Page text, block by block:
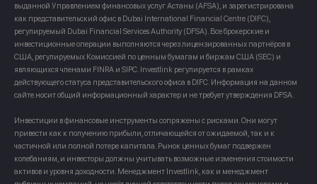
выданной Управлением финансовых услуг Астаны (AFSA), и зарегистрирована
как представительский офис в Dubai International Financial Centre (DIFC),
регулируемый Dubai Financial Services Authority (DFSA). Все брокерские и
инвестиционные операции выполняются через лицензированных партнёров в
США, регулируемых Комиссией по ценным бумагам и биржам США (SEC) и
являющихся членами FINRA и SIPC. Investlink регулируется в рамках
действующего статуса представительского офиса в DIFC. Информация на данном
сайте носит общий информационный характер и не требует утверждения DFSA.
Инвестиции в финансовые инструменты сопряжены с рисками. Они могут
привести как к получению прибыли, отличающейся от ожидаемой, так и к
частичной или полной потере капитала. Рынок ценных бумаг подвержен
колебаниям, и инвесторы должны учитывать возможные изменения стоимости
активов и уровня доходности. Менеджмент Investlink, как и менеджмент